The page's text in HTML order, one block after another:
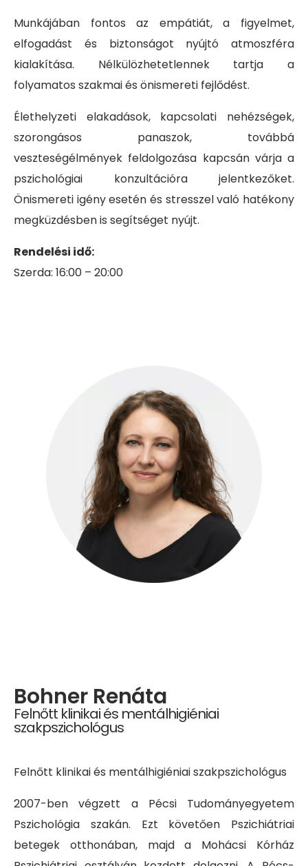
Munkájában fontos az empátiát, a figyelmet,
elfogadást és biztonságot nyújtó atmoszféra
kialakítása. Nélkülözhetetlennek tartja a
folyamatos szakmai és önismereti fejlődést.
Élethelyzeti elakadások, kapcsolati nehézségek,
szorongásos panaszok, továbbá
veszteségélmények feldolgozása kapcsán várja a
pszichológiai konzultációra jelentkezőket.
Önismereti igény esetén és stresszel való hatékony
megküzdésben is segítséget nyújt.
Rendelési idő:
Szerda: 16:00 – 20:00
Bohner Renáta
Felnőtt klinikai és mentálhigiéniai
szakpszichológus
Felnőtt klinikai és mentálhigiéniai szakpszichológus
2007-ben végzett a Pécsi Tudományegyetem
Pszichológia szakán. Ezt követően Pszichiátriai
betegek otthonában, majd a Mohácsi Kórház